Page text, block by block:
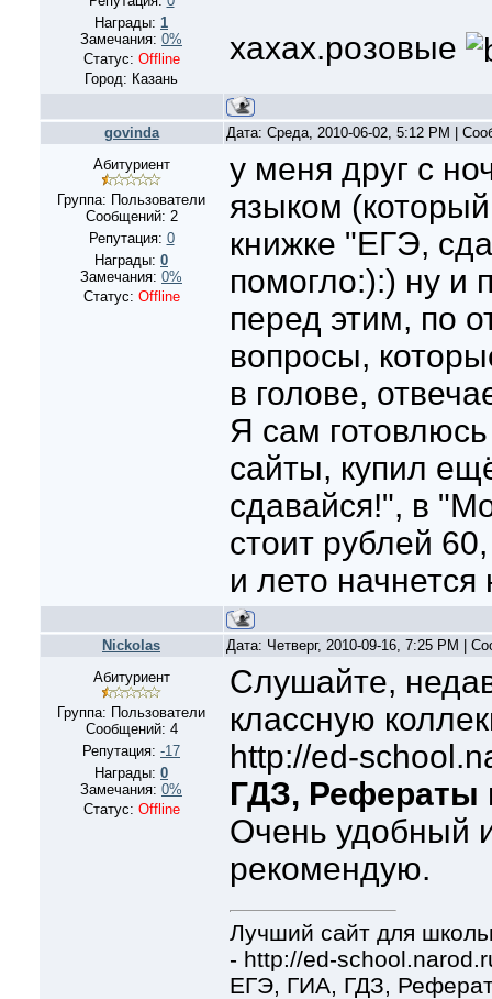
Награды: 1
Замечания: 0%
Статус: Offline
Город: Казань
хахах.розовые
govinda
Дата: Среда, 2010-06-02, 5:12 PM |
Абитуриент
Группа: Пользователи
Сообщений: 2
Репутация: 0
Награды: 0
Замечания: 0%
Статус: Offline
у меня друг с
языком
книжке "ЕГЭ,
помогло:):) ну и
перед этим, по
вопросы,
в голове,
Я сам
сайты, купил
сдавайся!", в
стоит рублей
и лето начнется
Nickolas
Дата: Четверг, 2010-09-16, 7:25 PM |
Абитуриент
Группа: Пользователи
Сообщений: 4
Репутация: -17
Награды: 0
Замечания: 0%
Статус: Offline
Слушайте,
классную
http://ed-
ГДЗ, Рефераты
Очень удобный
рекомендую.
Лучший сайт для
- http://ed-
ЕГЭ, ГИА, ГДЗ,